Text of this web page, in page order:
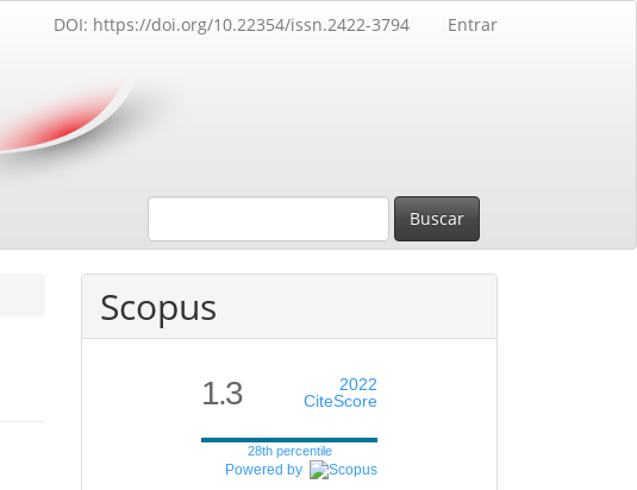
DOI: https://doi.org/10.22354/issn.2422-3794 Entrar
Buscar
Scopus
1.3
2022
CiteScore
28th percentile
Powered by